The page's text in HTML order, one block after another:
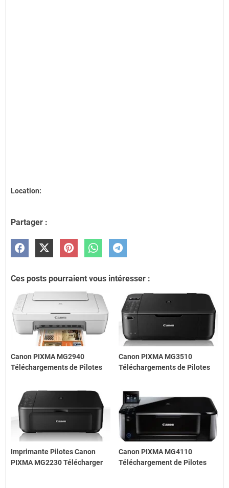
Location:
Partager :
Ces posts pourraient vous intéresser :
Canon PIXMA MG2940
Téléchargements de Pilotes
Canon PIXMA MG3510
Téléchargements de Pilotes
Imprimante Pilotes Canon
PIXMA MG2230 Télécharger
Canon PIXMA MG4110
Téléchargement de Pilotes